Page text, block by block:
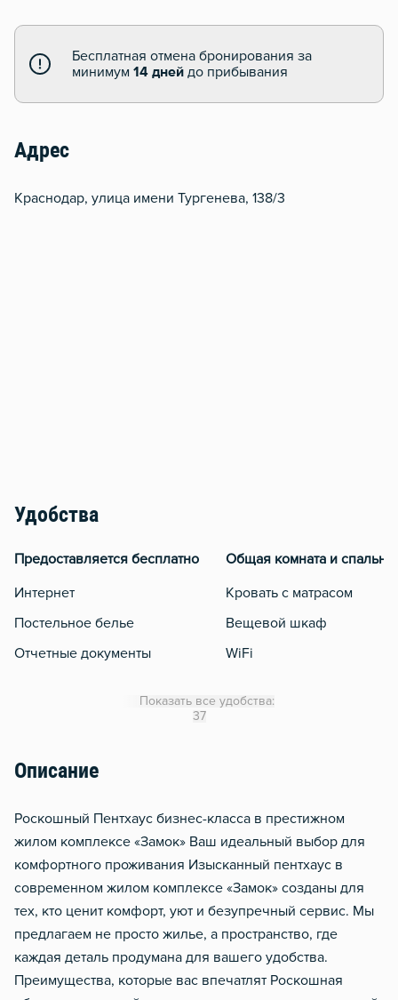
Бесплатная отмена бронирования за
минимум 14 дней до прибывания
Адрес
Краснодар, улица имени Тургенева, 138/3
Удобства
Предоставляется бесплатно
Интернет
Постельное белье
Отчетные документы
Общая комната и спальня
Кровать с матрасом
Вещевой шкаф
WiFi
Стол, рабочее место
Тапочки
Металлическая дверь
Мобильный интернет 3g/
Показать все удобства:
37
Описание
Роскошный Пентхаус бизнес-класса в престижном
жилом комплексе «Замок» Ваш идеальный выбор для
комфортного проживания Изысканный пентхаус в
современном жилом комплексе «Замок» созданы для
тех, кто ценит комфорт, уют и безупречный сервис. Мы
предлагаем не просто жилье, а пространство, где
каждая деталь продумана для вашего удобства.
Преимущества, которые вас впечатлят Роскошная